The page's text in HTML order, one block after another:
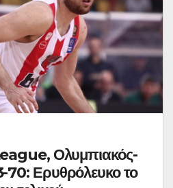
Ολυμπιακός-
70: Ερυθρόλευκο το